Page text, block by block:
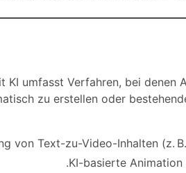
KI umfasst Verfahren, bei denen
zu erstellen oder
von Text-zu-Video-Inhalten (z.
KI-basierte